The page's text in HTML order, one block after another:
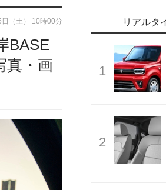
BASE
真・画
（土） 10時00分 リアルタ